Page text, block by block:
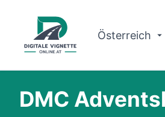
Österreich
Routenplaner
DMC